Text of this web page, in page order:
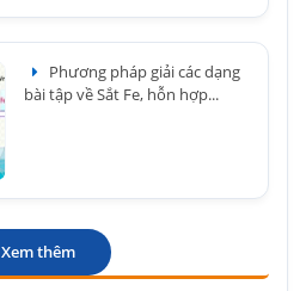
Phương pháp giải các dạng
bài tập về Sắt Fe, hỗn hợp...
Xem thêm